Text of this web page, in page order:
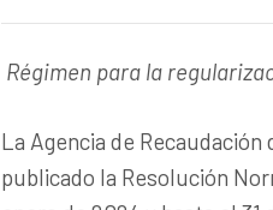
Régimen para la
La Agencia de
publicado la Resolución